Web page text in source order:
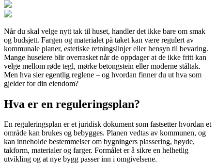
Når du skal velge nytt tak til huset, handler det ikke bare om smak
og budsjett. Fargen og materialet på taket kan være regulert av
kommunale planer, estetiske retningslinjer eller hensyn til bevaring.
Mange huseiere blir overrasket når de oppdager at de ikke fritt kan
velge mellom røde tegl, mørke betongstein eller moderne ståltak.
Men hva sier egentlig reglene – og hvordan finner du ut hva som
gjelder for din eiendom?
Hva er en reguleringsplan?
En reguleringsplan er et juridisk dokument som fastsetter hvordan et
område kan brukes og bebygges. Planen vedtas av kommunen, og
kan inneholde bestemmelser om bygningers plassering, høyde,
takform, materialer og farger. Formålet er å sikre en helhetlig
utvikling og at nye bygg passer inn i omgivelsene.